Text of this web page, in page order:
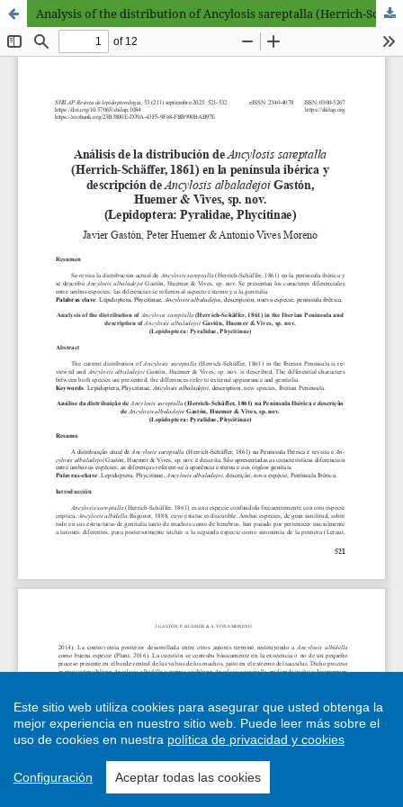
Analysis of the distribution of Ancylosis sareptalla (Herrich-Schäffer, 1861) in the Iberian Peninsula and description of Ancylosis albaladejoi Gastón, Huemer & Vives, sp. nov. (Lepidoptera: Pyralidae, Phycitinae)
Este sitio web utiliza cookies para asegurar que usted obtenga la
mejor experiencia en nuestro sitio web. Puede leer más sobre el
uso de cookies en nuestra política de privacidad y cookies
Configuración Aceptar todas las cookies